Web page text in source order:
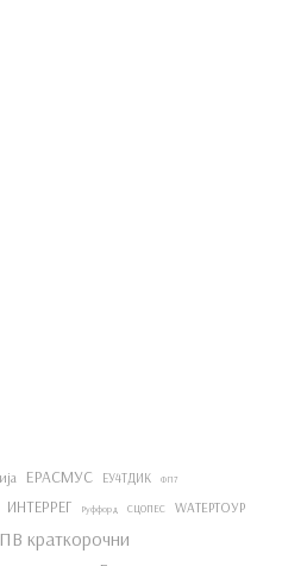
ЕРАСМУС ЕУ4ТДИК ФП7
ИНТЕРРЕГ Руффорд СЦОПЕС WАТЕРТОУР
краткорочни